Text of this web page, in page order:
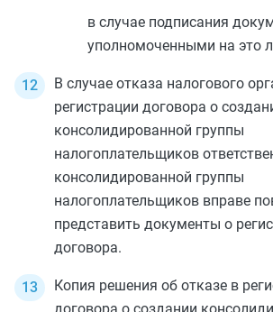
в случае подписания
уполномоченными на это
В случае отказа налогового
регистрации договора о
консолидированной группы
налогоплательщиков
консолидированной группы
налогоплательщиков вправе
представить документы о
договора.
Копия решения об отказе в